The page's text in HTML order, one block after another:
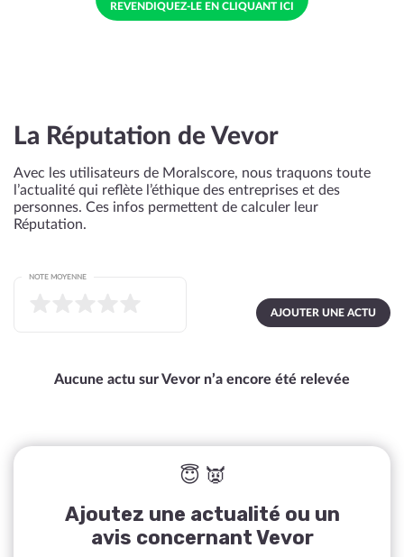
REVENDIQUEZ-LE EN CLIQUANT ICI
La Réputation de Vevor
Avec les utilisateurs de Moralscore, nous traquons toute
l’actualité qui reflète l’éthique des entreprises et des
personnes. Ces infos permettent de calculer leur
Réputation.
AJOUTER UNE ACTU
NOTE MOYENNE
Aucune actu sur Vevor n’a encore été relevée
😇 👿
Ajoutez une actualité ou un
avis concernant Vevor